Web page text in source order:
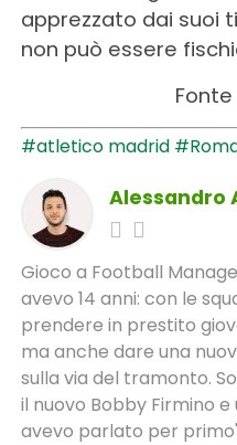
apprezzato dai suoi
non può essere
#atletico madrid
Alessandro
Gioco a Football
avevo 14 anni: con le
prendere in prestito
ma anche dare una
sulla via del tramonto.
il nuovo Bobby Firmino
avevo parlato per